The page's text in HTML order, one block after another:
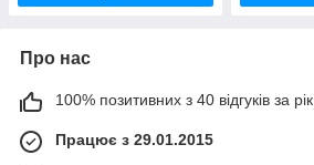
Про нас
100% позитивних з 40 відгуків за рік
Працює з 29.01.2015